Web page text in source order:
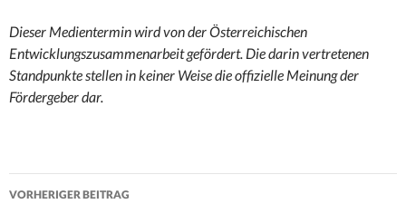
Dieser Medientermin wird von der Österreichischen
Entwicklungszusammenarbeit gefördert. Die darin vertretenen
Standpunkte stellen in keiner Weise die offizielle Meinung der
Fördergeber dar.
Beitrags-
VORHERIGER BEITRAG